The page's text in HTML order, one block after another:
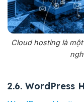
Cloud hosting là
2.6. WordPress